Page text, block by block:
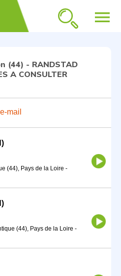
menu
(44) - RANDSTAD
A CONSULTER
mail
(44), Pays de la Loire -
(44), Pays de la Loire -